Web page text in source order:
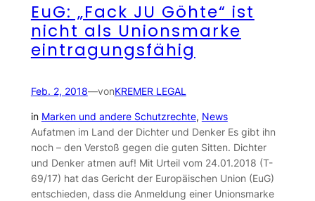
EuG: „Fack JU Göhte“ ist
nicht als Unionsmarke
eintragungsfähig
Feb. 2, 2018—vonKREMER LEGAL
in Marken und andere Schutzrechte, News
Aufatmen im Land der Dichter und Denker Es gibt ihn
noch – den Verstoß gegen die guten Sitten. Dichter
und Denker atmen auf! Mit Urteil vom 24.01.2018 (T-
69/17) hat das Gericht der Europäischen Union (EuG)
entschieden, dass die Anmeldung einer Unionsmarke